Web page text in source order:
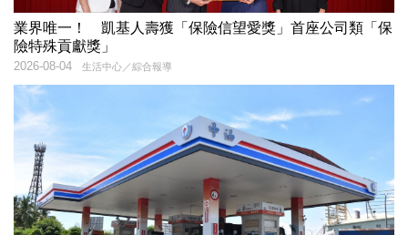
業界唯一！ 凱基人壽獲「保險信望愛獎」首座公司類「保
險特殊貢獻獎」
生活中心／綜合報導
2026-08-04